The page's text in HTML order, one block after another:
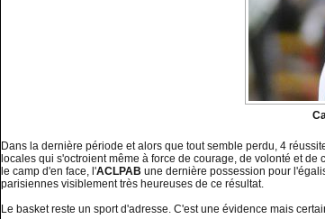
Dans la dernière période et alors que tout semble perdu, 4
locales qui s'octroient même à force de courage, de volonté et de
le camp d'en face, l'ACLPAB une dernière possession pour
parisiennes visiblement très heureuses de ce résultat.
Le basket reste un sport d'adresse. C'est une évidence mais